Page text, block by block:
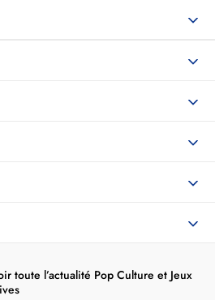
toute l’actualité Pop Culture et Jeux